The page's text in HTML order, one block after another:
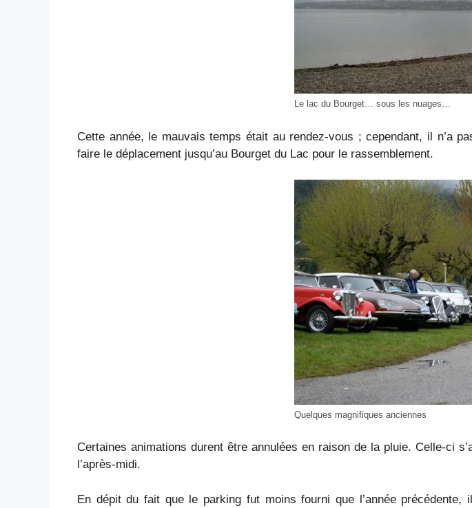
Le lac du Bourget… sous les nuages…
Cette année, le mauvais temps était au rendez-vous ; cependant, il n’a
faire le déplacement jusqu’au Bourget du Lac pour le rassemblement.
Quelques magnifiques anciennes
Certaines animations durent être annulées en raison de la pluie. Celle-ci
l’après-midi.
En dépit du fait que le parking fut moins fourni que l’année